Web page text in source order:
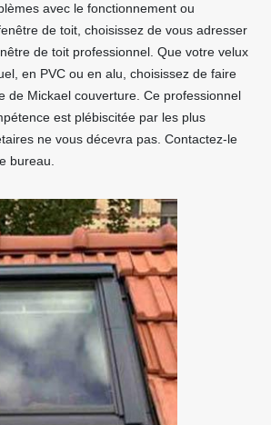
avec le fonctionnement ou
de toit, choisissez de vous adresser
de toit professionnel. Que votre velux
en PVC ou en alu, choisissez de faire
de Mickael couverture. Ce professionnel
est plébiscitée par les plus
ne vous décevra pas. Contactez-le
bureau.